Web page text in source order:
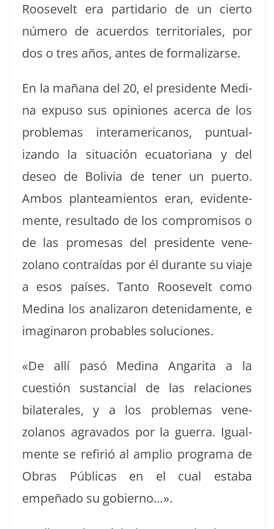
Roo­sevelt era par­tidario de un cier­to
número de acuer­dos ter­ri­to­ri­ales, por
dos o tres años, antes de formalizarse.
En la mañana del 20, el pres­i­dente Med­i­
na expu­so sus opin­iones acer­ca de los
prob­le­mas inter­amer­i­canos, pun­tu­al­
izan­do la situación ecu­a­to­ri­ana y del
deseo de Bolivia de ten­er un puer­to.
Ambos planteamien­tos eran, evi­den­te­
mente, resul­ta­do de los com­pro­misos o
de las prome­sas del pres­i­dente vene­
zolano con­traí­das por él durante su via­je
a esos país­es. Tan­to Roo­sevelt como
Med­i­na los analizaron detenida­mente, e
imag­i­naron prob­a­bles soluciones.
«De allí pasó Med­i­na Angari­ta a la
cuestión sus­tan­cial de las rela­ciones
bilat­erales, y a los prob­le­mas vene­
zolanos agrava­dos por la guer­ra. Igual­
mente se refir­ió al amplio pro­gra­ma de
Obras Públi­cas en el cual esta­ba
empeña­do su gobierno…».